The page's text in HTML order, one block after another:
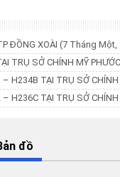
ĐỒNG XOÀI (7 Tháng Một,
TRỤ SỞ CHÍNH MỸ PHƯỚC
H234B TẠI TRỤ SỞ CHÍNH
H236C TẠI TRỤ SỞ CHÍNH
đồ